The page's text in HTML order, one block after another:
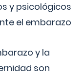
y psicológicos
el embarazo
y la
son